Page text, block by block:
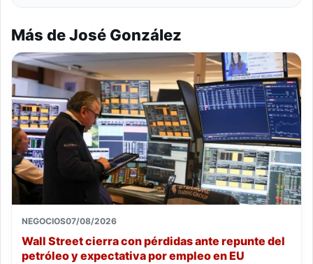
Más de José González
NEGOCIOS07/08/2026
Wall Street cierra con pérdidas ante repunte del
petróleo y expectativa por empleo en EU